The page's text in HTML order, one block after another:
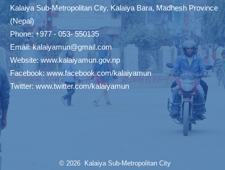
Kalaiya Sub-Metropolitan City, Kalaiya Bara, Madhesh Province
(Nepal)
Phone: +977 - 053- 550135
Email:kalaiyamun@gmail.com
Website:www.kalaiyamun.gov.np
Facebook:www.facebook.com/kalaiyamun
Twitter: www.twitter.com/kalaiyamun
© 2026 Kalaiya Sub-Metropolitan City